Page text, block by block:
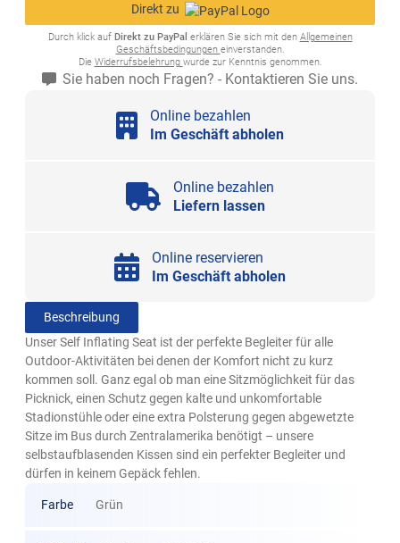
Direkt zu
Durch klick auf Direkt zu PayPal erklären Sie sich mit den Allgemeinen
Geschäftsbedingungen einverstanden.
Die Widerrufsbelehrung wurde zur Kenntnis genommen.
Sie haben noch Fragen? - Kontaktieren Sie uns.
Online bezahlen
Im Geschäft abholen
Online bezahlen
Liefern lassen
Online reservieren
Im Geschäft abholen
Beschreibung
Unser Self Inflating Seat ist der perfekte Begleiter für alle
Outdoor-Aktivitäten bei denen der Komfort nicht zu kurz
kommen soll. Ganz egal ob man eine Sitzmöglichkeit für das
Picknick, einen Schutz gegen kalte und unkomfortable
Stadionstühle oder eine extra Polsterung gegen abgewetzte
Sitze im Bus durch Zentralamerika benötigt – unsere
selbstaufblasenden Kissen sind ein perfekter Begleiter und
dürfen in keinem Gepäck fehlen.
Farbe Grün